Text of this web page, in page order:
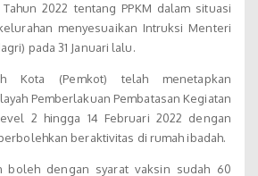
2022 tentang PPKM dalam situasi
menyesuaikan Intruksi Menteri
pada 31 Januari lalu.
Kota (Pemkot) telah menetapkan
Pemberlakuan Pembatasan Kegiatan
2 hingga 14 Februari 2022 dengan
beraktivitas di rumah ibadah.
boleh dengan syarat vaksin sudah 60